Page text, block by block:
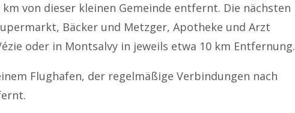
von dieser kleinen Gemeinde entfernt. Die nächsten
Bäcker und Metzger, Apotheke und Arzt
oder in Montsalvy in jeweils etwa 10 km Entfernung.
Flughafen, der regelmäßige Verbindungen nach